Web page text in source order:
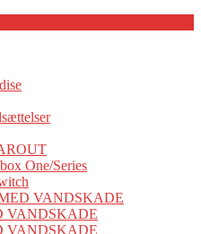
One/Series
VANDSKADE
VANDSKADE
VANDSKADE